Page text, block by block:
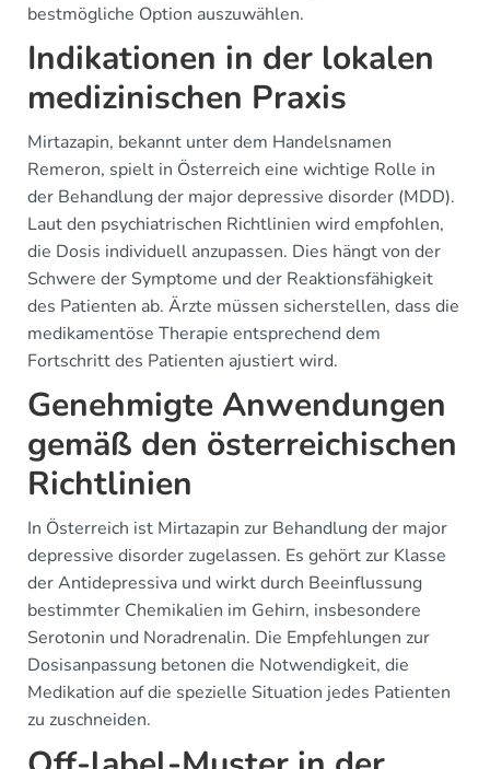
bestmögliche Option auszuwählen.
Indikationen in der lokalen
medizinischen Praxis
Mirtazapin, bekannt unter dem Handelsnamen
Remeron, spielt in Österreich eine wichtige Rolle in
der Behandlung der major depressive disorder (MDD).
Laut den psychiatrischen Richtlinien wird empfohlen,
die Dosis individuell anzupassen. Dies hängt von der
Schwere der Symptome und der Reaktionsfähigkeit
des Patienten ab. Ärzte müssen sicherstellen, dass die
medikamentöse Therapie entsprechend dem
Fortschritt des Patienten ajustiert wird.
Genehmigte Anwendungen
gemäß den österreichischen
Richtlinien
In Österreich ist Mirtazapin zur Behandlung der major
depressive disorder zugelassen. Es gehört zur Klasse
der Antidepressiva und wirkt durch Beeinflussung
bestimmter Chemikalien im Gehirn, insbesondere
Serotonin und Noradrenalin. Die Empfehlungen zur
Dosisanpassung betonen die Notwendigkeit, die
Medikation auf die spezielle Situation jedes Patienten
zu zuschneiden.